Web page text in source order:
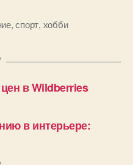
,спорт, хобби
в Wildberries
в интерьере: